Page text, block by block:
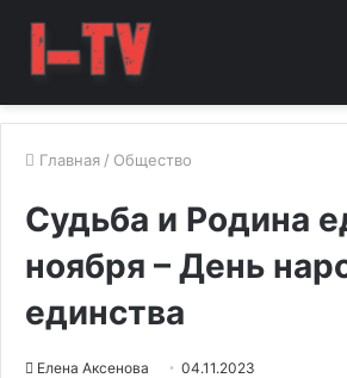
Главная / Общество
Судьба и Родина
ноября – День
единства
Елена Аксенова 04.11.2023